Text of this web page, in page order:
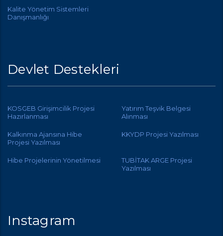
Kalite Yönetim Sistemleri
Danışmanlığı
Devlet Destekleri
KOSGEB Girişimcilik Projesi
Hazırlanması
Yatırım Teşvik Belgesi
Alınması
Kalkınma Ajansına Hibe
Projesi Yazılması
KKYDP Projesi Yazılması
Hibe Projelerinin Yönetilmesi
TUBİTAK ARGE Projesi
Yazılması
Instagram